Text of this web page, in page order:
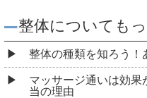
整体についても
整体の種類を知ろう！
マッサージ通いは効果
当の理由